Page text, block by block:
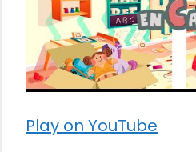
Play on YouTube